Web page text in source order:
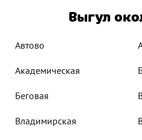
Выгул
Автово
Академическая
Беговая
Владимирская